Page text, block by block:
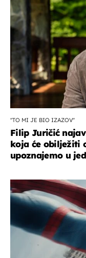
''TO MI JE BIO IZAZOV''
Filip Juričić
koja će obilježiti
upoznajemo u